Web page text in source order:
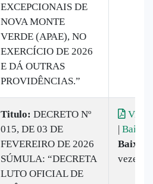
EXCEPCIONAIS DE
NOVA MONTE
VERDE (APAE), NO
EXERCÍCIO DE 2026
E DÁ OUTRAS
PROVIDÊNCIAS.”
Titulo: DECRETO Nº
015, DE 03 DE
FEVEREIRO DE 2026
SÚMULA: “DECRETA
LUTO OFICIAL DE
| Baixar
vezes